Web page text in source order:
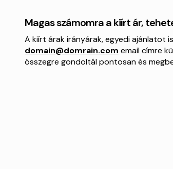
Magas számomra a kiírt ár,
A kiírt árak irányárak, egyedi ajánlatot
domain@domrain.com email címre
összegre gondoltál pontosan és